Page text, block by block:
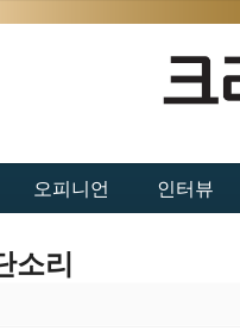
오피니언 인터뷰
소리